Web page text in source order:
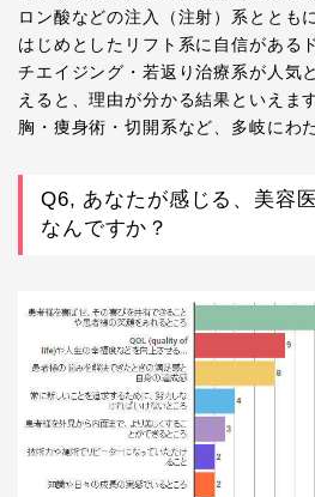
ロン酸などの注入（注射）系ととも
はじめとしたリフト系に自信がある
チエイジング・若返り治療系が人気
えると、理由が分かる結果といえま
胸・痩身術・切開系など、多岐にわ
Q6, あなたが感じる、美容
なんですか？